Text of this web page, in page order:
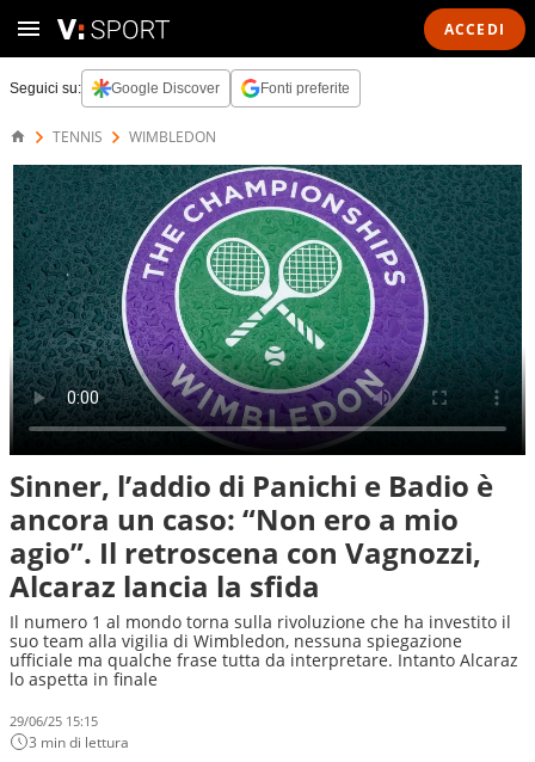
ACCEDI
Seguici su: Google Discover Fonti preferite
TENNIS WIMBLEDON
Sinner, l’addio di Panichi e Badio è
ancora un caso: “Non ero a mio
agio”. Il retroscena con Vagnozzi,
Alcaraz lancia la sfida
Il numero 1 al mondo torna sulla rivoluzione che ha investito il
suo team alla vigilia di Wimbledon, nessuna spiegazione
ufficiale ma qualche frase tutta da interpretare. Intanto Alcaraz
lo aspetta in finale
29/06/25 15:15
3 min di lettura